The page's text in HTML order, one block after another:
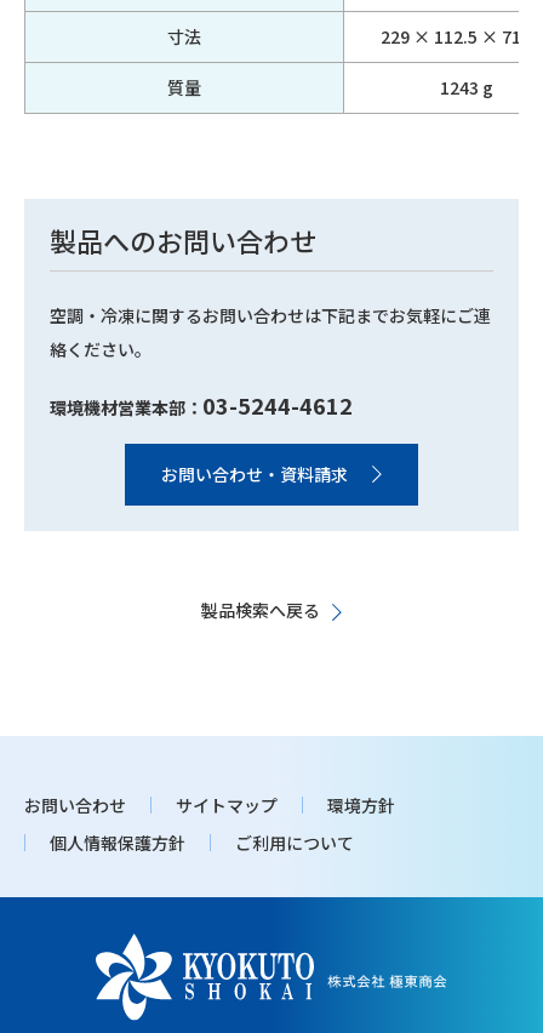
寸法 229 × 112.5 × 71
質量 1243 g
製品へのお問い合わせ
空調・冷凍に関するお問い合わせは下記までお気軽にご連
絡ください。
環境機材営業本部： 03-5244-4612
お問い合わせ・資料請求
製品検索へ戻る
お問い合わせ サイトマップ
環境方針
個人情報保護方針
ご利用について